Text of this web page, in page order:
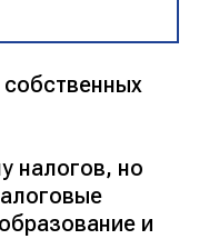
налогов, но
и